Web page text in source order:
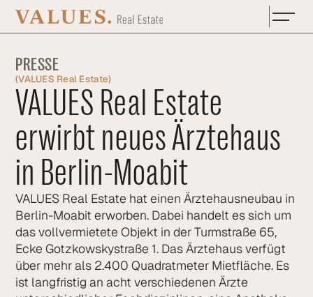
Zum Hauptinhalt springen
(VALUES Real Estate)
PRESSE
VALUES Real Estate
erwirbt neues Ärztehaus
in Berlin-Moabit
VALUES Real Estate hat einen Ärztehaus­neubau in
Berlin-Moabit erworben. Dabei handelt es sich um
das vollvermietete Objekt in der Turmstraße 65,
Ecke Gotzkowskystraße 1. Das Ärztehaus verfügt
über mehr als 2.400 Quadratmeter Mietfläche. Es
ist langfristig an acht verschiedenen Ärzte